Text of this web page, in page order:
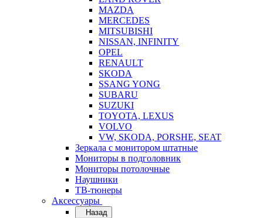
MAZDA
MERCEDES
MITSUBISHI
NISSAN, INFINITY
OPEL
RENAULT
SKODA
SSANG YONG
SUBARU
SUZUKI
TOYOTA, LEXUS
VOLVO
VW, SKODA, PORSHE, SEAT
Зеркала с монитором штатные
Мониторы в подголовник
Мониторы потолочные
Наушники
ТВ-тюнеры
Аксессуары
Назад